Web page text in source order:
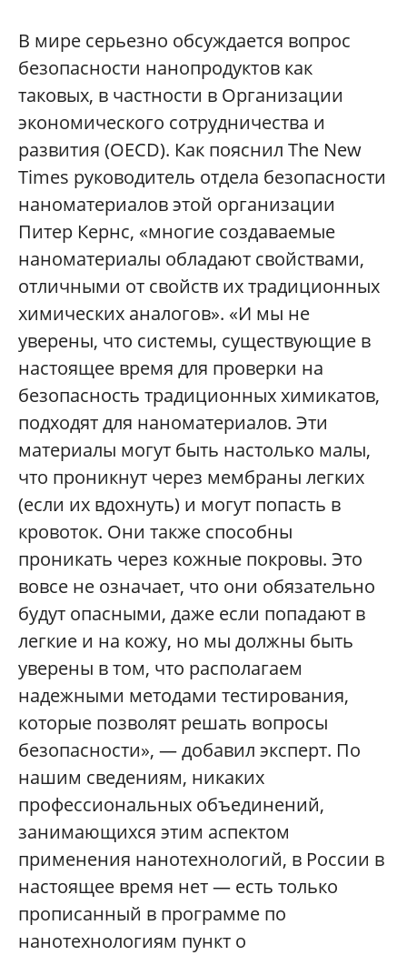
В мире серьезно обсуждается вопрос
безопасности нанопродуктов как
таковых, в частности в Организации
экономического сотрудничества и
развития (OECD). Как пояснил The New
Times руководитель отдела безопасности
наноматериалов этой организации
Питер Кернс, «многие создаваемые
наноматериалы обладают свойствами,
отличными от свойств их традиционных
химических аналогов». «И мы не
уверены, что системы, существующие в
настоящее время для проверки на
безопасность традиционных химикатов,
подходят для наноматериалов. Эти
материалы могут быть настолько малы,
что проникнут через мембраны легких
(если их вдохнуть) и могут попасть в
кровоток. Они также способны
проникать через кожные покровы. Это
вовсе не означает, что они обязательно
будут опасными, даже если попадают в
легкие и на кожу, но мы должны быть
уверены в том, что располагаем
надежными методами тестирования,
которые позволят решать вопросы
безопасности», — добавил эксперт. По
нашим сведениям, никаких
профессиональных объединений,
занимающихся этим аспектом
применения нанотехнологий, в России в
настоящее время нет — есть только
прописанный в программе по
нанотехнологиям пункт о